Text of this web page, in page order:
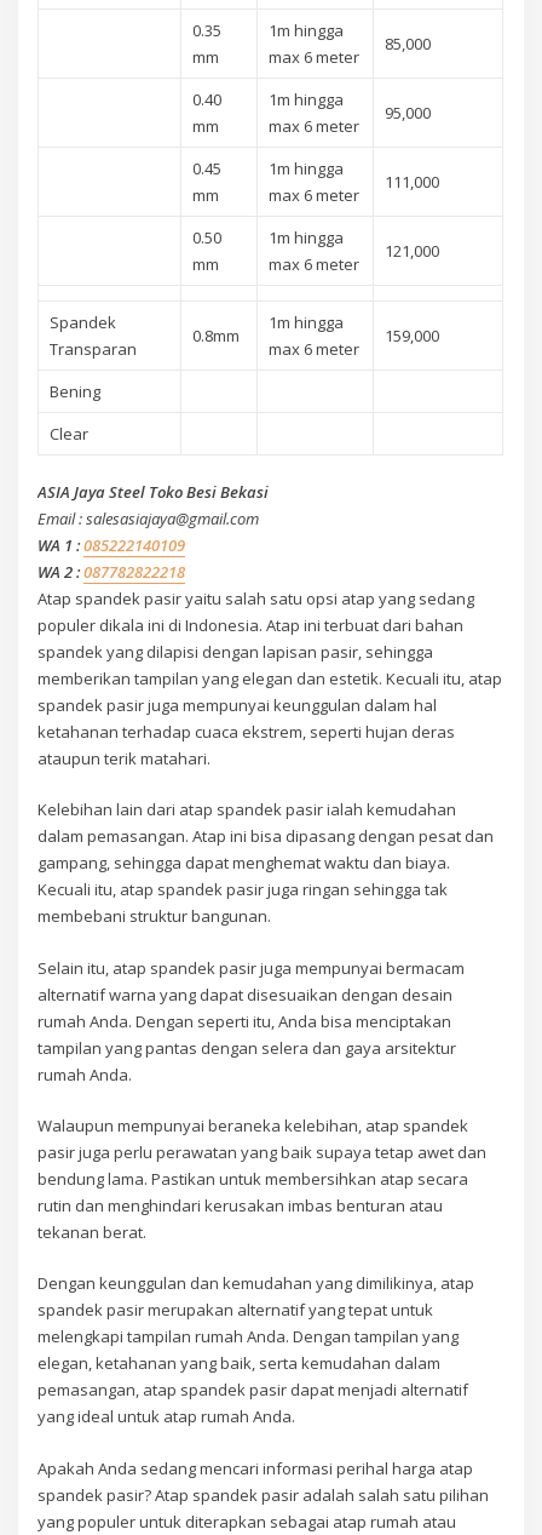
0.35
mm
1m hingga
max 6 meter
85,000
0.40
mm
1m hingga
max 6 meter
95,000
0.45
mm
1m hingga
max 6 meter
111,000
0.50
mm
1m hingga
max 6 meter
121,000
Spandek
Transparan
0.8mm
1m hingga
max 6 meter
159,000
Bening
Clear
ASIA Jaya Steel Toko Besi Bekasi
Email : salesasiajaya@gmail.com
WA 1 :085222140109
WA 2 :087782822218
Atap spandek pasir yaitu salah satu opsi atap yang sedang
populer dikala ini di Indonesia. Atap ini terbuat dari bahan
spandek yang dilapisi dengan lapisan pasir, sehingga
memberikan tampilan yang elegan dan estetik. Kecuali itu, atap
spandek pasir juga mempunyai keunggulan dalam hal
ketahanan terhadap cuaca ekstrem, seperti hujan deras
ataupun terik matahari.
Kelebihan lain dari atap spandek pasir ialah kemudahan
dalam pemasangan. Atap ini bisa dipasang dengan pesat dan
gampang, sehingga dapat menghemat waktu dan biaya.
Kecuali itu, atap spandek pasir juga ringan sehingga tak
membebani struktur bangunan.
Selain itu, atap spandek pasir juga mempunyai bermacam
alternatif warna yang dapat disesuaikan dengan desain
rumah Anda. Dengan seperti itu, Anda bisa menciptakan
tampilan yang pantas dengan selera dan gaya arsitektur
rumah Anda.
Walaupun mempunyai beraneka kelebihan, atap spandek
pasir juga perlu perawatan yang baik supaya tetap awet dan
bendung lama. Pastikan untuk membersihkan atap secara
rutin dan menghindari kerusakan imbas benturan atau
tekanan berat.
Dengan keunggulan dan kemudahan yang dimilikinya, atap
spandek pasir merupakan alternatif yang tepat untuk
melengkapi tampilan rumah Anda. Dengan tampilan yang
elegan, ketahanan yang baik, serta kemudahan dalam
pemasangan, atap spandek pasir dapat menjadi alternatif
yang ideal untuk atap rumah Anda.
Apakah Anda sedang mencari informasi perihal harga atap
spandek pasir? Atap spandek pasir adalah salah satu pilihan
yang populer untuk diterapkan sebagai atap rumah atau